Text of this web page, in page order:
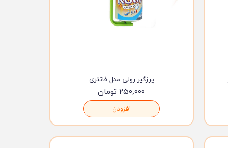
پرزگیر رولی مدل فانتزی
۲۵۰,۰۰۰ تومان
افزودن